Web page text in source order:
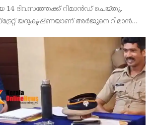
ദിവസത്തേക്ക് റിമാൻഡ് ചെയ്തു.
യദുകൃഷ്ണയാണ് അർജുനെ റിമാൻഡ്